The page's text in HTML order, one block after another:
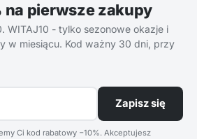
na pierwsze zakupy
WITAJ10 - tylko sezonowe okazje i
w miesiącu. Kod ważny 30 dni, przy
Zapisz się
Ci kod rabatowy −10%. Akceptujesz